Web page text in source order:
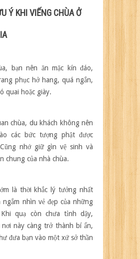
Ý KHI VIẾNG CHÙA Ở
bạn nên ăn mặc kín đáo,
phục hở hang, quá ngắn,
quai hoặc giày.
chùa, du khách không nên
các bức tượng phật được
nhớ giữ gìn vệ sinh và
chung của nhà chùa.
là thời khắc lý tưởng nhất
ngắm nhìn vẻ đẹp của những
quạ còn chưa tỉnh dậy,
nơi này càng trở thành bí ẩn,
đưa bạn vào một xứ sở thần